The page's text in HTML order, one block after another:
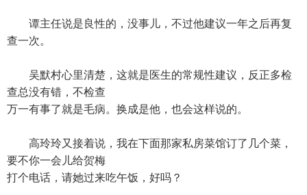
谭主任说是良性的，没事儿，不过他建议一年之后再复
查一次。
吴默村心里清楚，这就是医生的常规性建议，反正多检
查总没有错，不检查
万一有事了就是毛病。换成是他，也会这样说的。
高玲玲又接着说，我在下面那家私房菜馆订了几个菜，
要不你一会儿给贺梅
打个电话，请她过来吃午饭，好吗？